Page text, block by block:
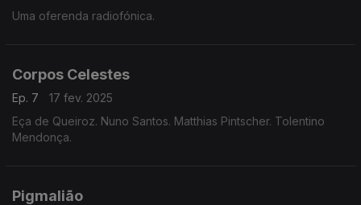
Uma oferenda radiofónica.
Corpos Celestes
Ep. 7
17 fev. 2025
Eça de Queiroz. Nuno Santos. Matthias Pintscher. Tolentino
Mendonça.
Pigmalião